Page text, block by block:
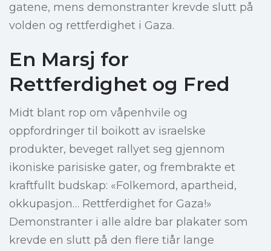
gatene, mens demonstranter krevde slutt på
volden og rettferdighet i Gaza.
En Marsj for
Rettferdighet og Fred
Midt blant rop om våpenhvile og
oppfordringer til boikott av israelske
produkter, beveget rallyet seg gjennom
ikoniske parisiske gater, og frembrakte et
kraftfullt budskap: «Folkemord, apartheid,
okkupasjon… Rettferdighet for Gaza!»
Demonstranter i alle aldre bar plakater som
krevde en slutt på den flere tiår lange